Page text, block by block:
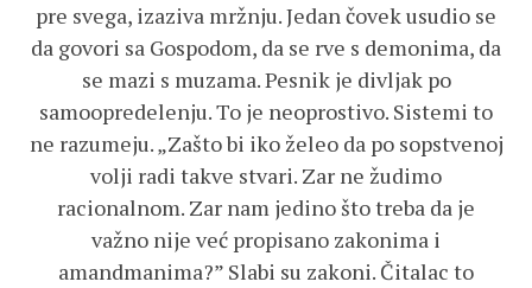
pre svega, izaziva mržnju. Jedan čovek usudio se
da govori sa Gospodom, da se rve s demonima, da
se mazi s muzama. Pesnik je divljak po
samoopredelenju. To je neoprostivo. Sistemi to
ne razumeju. „Zašto bi iko želeo da po sopstvenoj
volji radi takve stvari. Zar ne žudimo
racionalnom. Zar nam jedino što treba da je
važno nije već propisano zakonima i
amandmanima?” Slabi su zakoni. Čitalac to